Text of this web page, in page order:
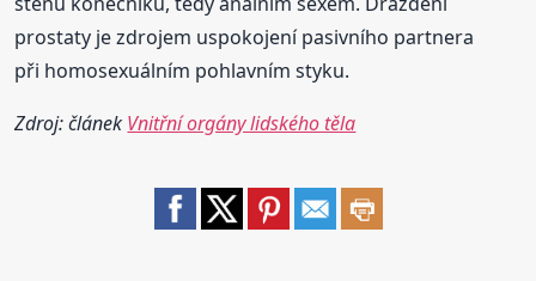
prostaty je zdrojem uspokojení pasivního partnera
při homosexuálním pohlavním styku.
Zdroj: článek Vnitřní orgány lidského těla